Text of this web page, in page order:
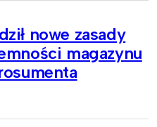
nowe zasady
magazynu